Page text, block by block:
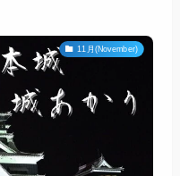
11月(November)